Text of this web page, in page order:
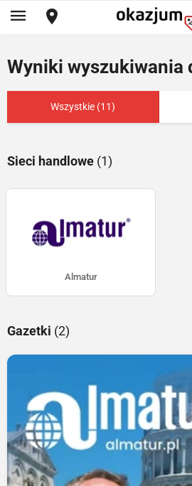
Wyniki wyszukiwania
Wszystkie (11)
Sieci handlowe (1)
Almatur
Gazetki (2)